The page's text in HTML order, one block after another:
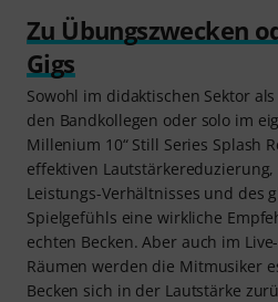
Zu Übungszwecken
Gigs
Sowohl im didaktischen Sektor
den Bandkollegen oder solo im
Millenium 10“ Still Series Splash
effektiven
Leistungs-Verhältnisses und des
Spielgefühls eine wirkliche
echten Becken. Aber auch im
Räumen werden die Mitmusiker
Becken sich in der Lautstärke